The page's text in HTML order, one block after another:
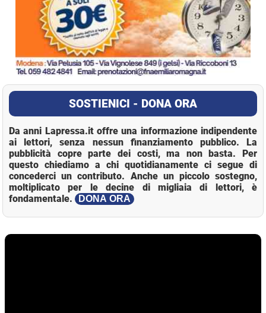
SOSTIENICI - DONA ORA
Da anni Lapressa.it offre una informazione indipendente
ai lettori, senza nessun finanziamento pubblico. La
pubblicità copre parte dei costi, ma non basta. Per
questo chiediamo a chi quotidianamente ci segue di
concederci un contributo. Anche un piccolo sostegno,
moltiplicato per le decine di migliaia di lettori, è
fondamentale.
DONA ORA